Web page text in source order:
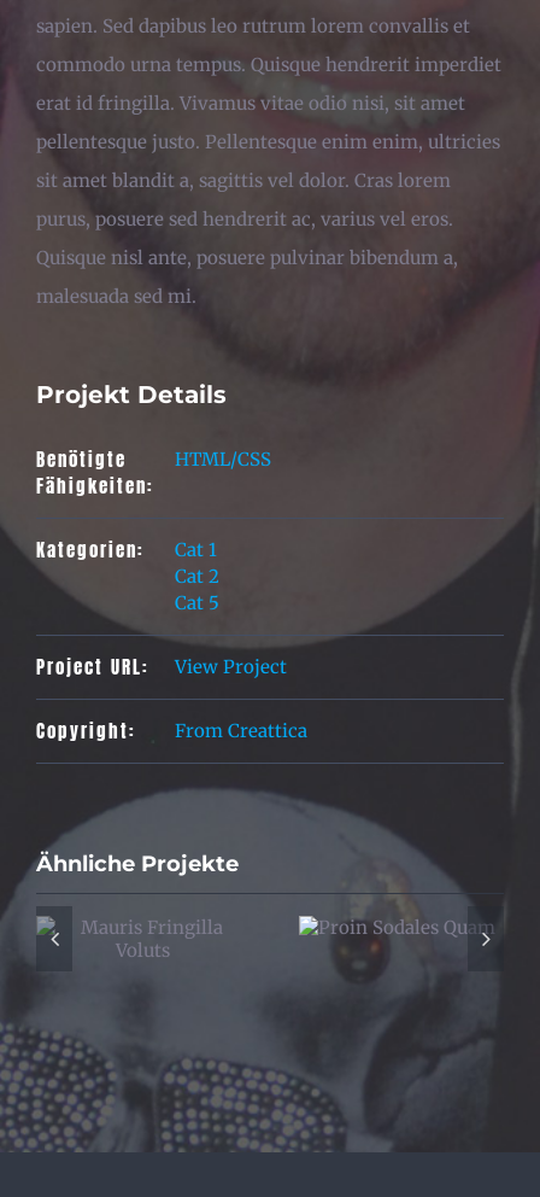
sapien. Sed dapibus leo rutrum lorem convallis et
commodo urna tempus. Quisque hendrerit imperdiet
erat id fringilla. Vivamus vitae odio nisi, sit amet
pellentesque justo. Pellentesque enim enim, ultricies
sit amet blandit a, sagittis vel dolor. Cras lorem
purus, posuere sed hendrerit ac, varius vel eros.
Quisque nisl ante, posuere pulvinar bibendum a,
malesuada sed mi.
Projekt Details
Benötigte
Fähigkeiten:
HTML/CSS
Kategorien:
Cat 1
Cat 2
Cat 5
Project URL: View Project
Copyright: From Creattica
Ähnliche Projekte
Proin Sodales
Quam
Nam Viverra